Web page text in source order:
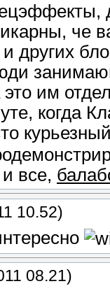
че
других
это им
когда
все,
10.52)
08.21)